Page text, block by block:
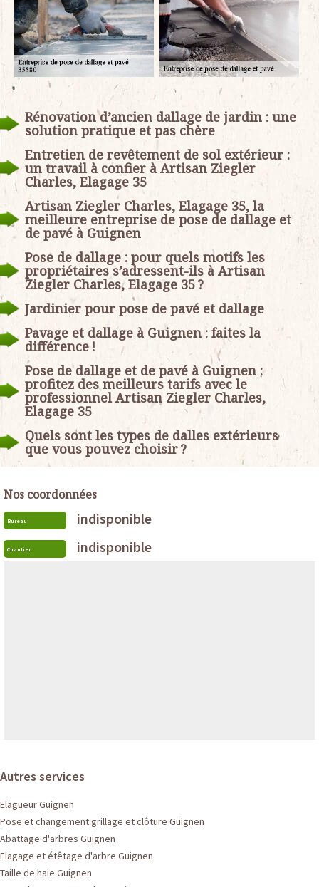
Rénovation d’ancien dallage de jardin : une
solution pratique et pas chère
Entretien de revêtement de sol extérieur :
un travail à confier à Artisan Ziegler
Charles, Elagage 35
Artisan Ziegler Charles, Elagage 35, la
meilleure entreprise de pose de dallage et
de pavé à Guignen
Pose de dallage : pour quels motifs les
propriétaires s’adressent-ils à Artisan
Ziegler Charles, Elagage 35 ?
Jardinier pour pose de pavé et dallage
Pavage et dallage à Guignen : faites la
différence !
Pose de dallage et de pavé à Guignen :
profitez des meilleurs tarifs avec le
professionnel Artisan Ziegler Charles,
Elagage 35
Quels sont les types de dalles extérieurs
que vous pouvez choisir ?
Nos coordonnées
Bureau indisponible
Chantier indisponible
Autres services
Elagueur Guignen
Pose et changement grillage et clôture Guignen
Abattage d'arbres Guignen
Elagage et étêtage d'arbre Guignen
Taille de haie Guignen